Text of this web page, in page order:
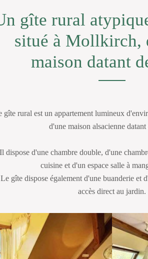
gîte rural
situé à Mollkirch,
maison datant
gîte rural est un appartement lumineux
d'une maison alsacienne
Il dispose d'une chambre double, d'une
cuisine et d'un espace salle à
Le gîte dispose également d'une buanderie et